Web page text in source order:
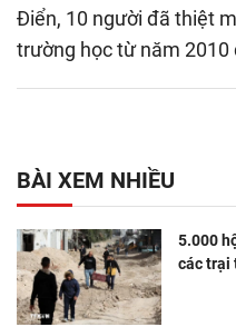
Điển, 10 người đã thiệt
trường học từ năm
BÀI XEM NHIỀU
5.000
các trại